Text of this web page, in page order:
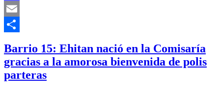
Mastodon
Email
Barrio 15: Ehitan nació en la Comisaría
gracias a la amorosa bienvenida de polis
parteras